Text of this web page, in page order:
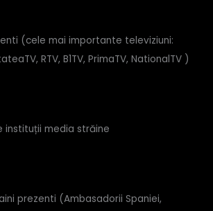
(cele mai importante televiziuni:
RTV, B1TV, PrimaTV, NationalTV )
instituții media străine
prezenti (Ambasadorii Spaniei,